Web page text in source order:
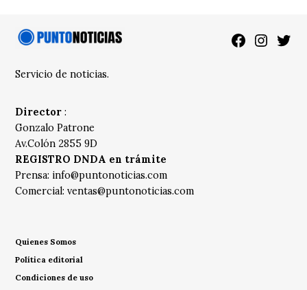
Facebook
Servicio de noticias.
Director :
Gonzalo Patrone
Av.Colón 2855 9D
REGISTRO DNDA en trámite
Prensa: info@puntonoticias.com
Comercial:ventas@puntonoticias.com
Quienes Somos
Política editorial
Condiciones de uso